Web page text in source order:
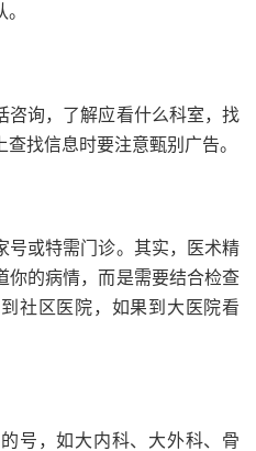
咨询，了解应看什么科室，找
找信息时要注意甄别广告。
号或特需门诊。其实，医术精
你的病情，而是需要结合检查
社区医院，如果到大医院看
号，如大内科、大外科、骨